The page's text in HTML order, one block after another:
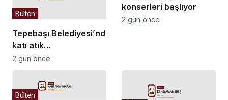
Tepebaşı Belediyesi’nden
katı atık
bedeli açıklaması:
Tarifeler “kirleten öder”
ilkesine göre belirleniyor
Bülten
2 gün önce
konserleri başlıyor
2 gün önce
Bülten